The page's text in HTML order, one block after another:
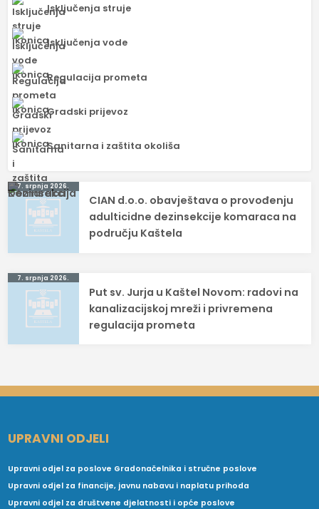
Isključenja struje
Isključenja vode
Regulacija prometa
Gradski prijevoz
Sanitarna i zaštita okoliša
Navigacija
objava
7. srpnja 2026.
CIAN d.o.o. obavještava o provođenju
adulticidne dezinsekcije komaraca na
području Kaštela
7. srpnja 2026.
Put sv. Jurja u Kaštel Novom: radovi na
kanalizacijskoj mreži i privremena
regulacija prometa
UPRAVNI ODJELI
Upravni odjel za poslove Gradonačelnika i stručne poslove
Upravni odjel za financije, javnu nabavu i naplatu prihoda
Upravni odjel za društvene djelatnosti i opće poslove